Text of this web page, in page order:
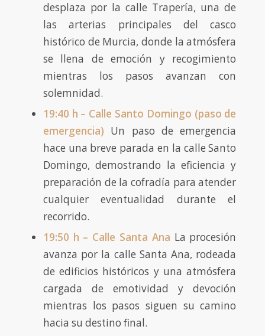
desplaza por la calle Trapería, una de
las arterias principales del casco
histórico de Murcia, donde la atmósfera
se llena de emoción y recogimiento
mientras los pasos avanzan con
solemnidad.
19:40 h – Calle Santo Domingo (paso de
emergencia) Un paso de emergencia
hace una breve parada en la calle Santo
Domingo, demostrando la eficiencia y
preparación de la cofradía para atender
cualquier eventualidad durante el
recorrido.
19:50 h – Calle Santa Ana La procesión
avanza por la calle Santa Ana, rodeada
de edificios históricos y una atmósfera
cargada de emotividad y devoción
mientras los pasos siguen su camino
hacia su destino final.